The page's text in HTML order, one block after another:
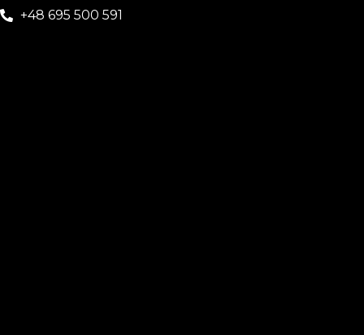
+48 695 500 591